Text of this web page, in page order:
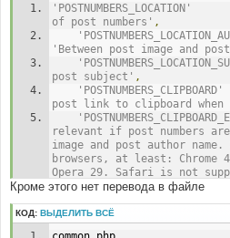
'POSTNUMBERS_LOCATION'
of post numbers' ,
'Between post image and
post subject' ,
'POSTNUMBERS_CLIPBOARD'
post link to clipboard when
relevant if post numbers
image and post author name.
browsers, at least:
Opera 29. Safari is not
browsers display a promt
'POSTNUMBERS_BOLD'
post numbers/IDs bold',
Кроме этого нет перевода в файле
КОД: ВЫДЕЛИТЬ ВСЁ